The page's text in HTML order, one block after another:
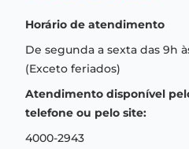
Formas de pagamento
Aviso de privacidade
Termos e condições de uso
Garantia
Troca e devolução
Central de relacionamento
Horário de atendimento
De segunda a sexta das 9h
(Exceto feriados)
Atendimento disponível
telefone ou pelo site:
4000-2943